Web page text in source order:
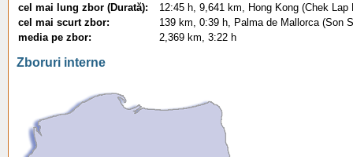
cel mai lung zbor (Durată):
12:45 h, 9,641 km, Hong Kong (Chek
cel mai scurt zbor:
139 km, 0:39 h, Palma de Mallorca (Son
media pe zbor:
2,369 km, 3:22 h
Zboruri interne